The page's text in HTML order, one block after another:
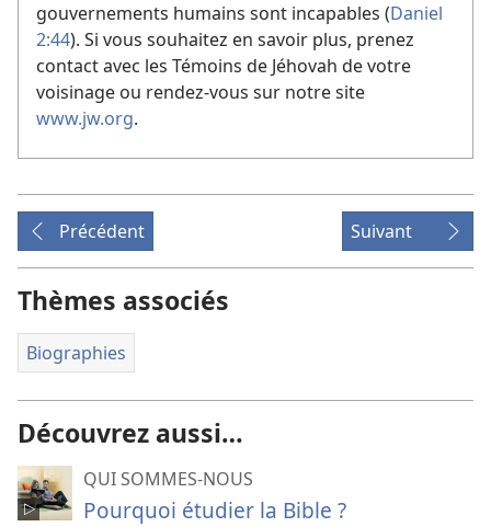
gouvernements humains sont incapables (Daniel
2:44). Si vous souhaitez en savoir plus, prenez
contact avec les Témoins de Jéhovah de votre
voisinage ou rendez-vous sur notre site
www.jw.org.
Précédent Suivant
Thèmes associés
Biographies
Découvrez aussi…
QUI SOMMES-NOUS
Pourquoi étudier la Bible ?